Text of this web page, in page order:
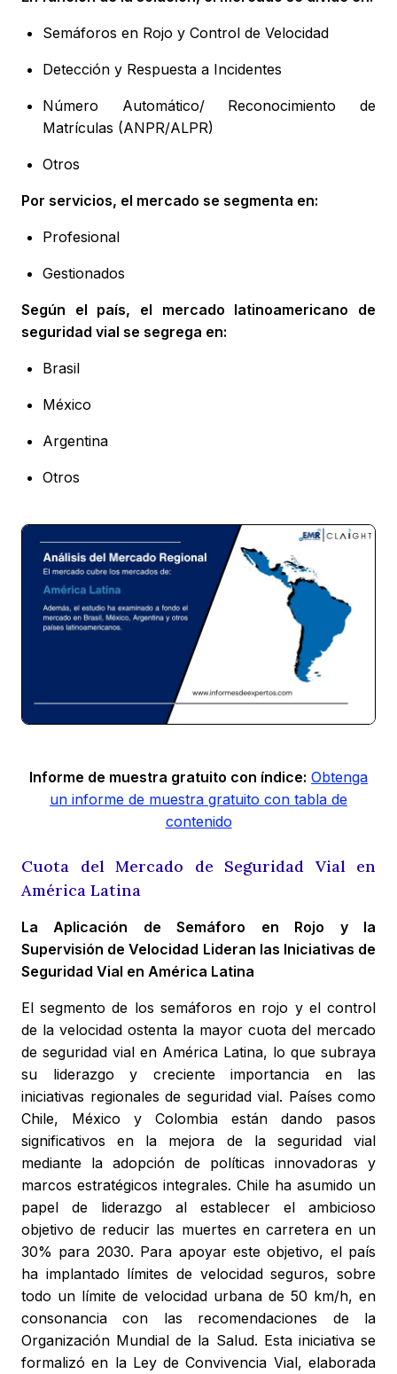
Semáforos en Rojo y Control de Velocidad
Detección y Respuesta a Incidentes
Número Automático/ Reconocimiento de
Matrículas (ANPR/ALPR)
Otros
Por servicios, el mercado se segmenta en:
Profesional
Gestionados
Según el país, el mercado latinoamericano de
seguridad vial se segrega en:
Brasil
México
Argentina
Otros
Informe de muestra gratuito con índice: Obtenga
un informe de muestra gratuito con tabla de
contenido
Cuota del Mercado de Seguridad Vial en
América Latina
La Aplicación de Semáforo en Rojo y la
Supervisión de Velocidad Lideran las Iniciativas de
Seguridad Vial en América Latina
El segmento de los semáforos en rojo y el control
de la velocidad ostenta la mayor cuota del mercado
de seguridad vial en América Latina, lo que subraya
su liderazgo y creciente importancia en las
iniciativas regionales de seguridad vial. Países como
Chile, México y Colombia están dando pasos
significativos en la mejora de la seguridad vial
mediante la adopción de políticas innovadoras y
marcos estratégicos integrales. Chile ha asumido un
papel de liderazgo al establecer el ambicioso
objetivo de reducir las muertes en carretera en un
30% para 2030. Para apoyar este objetivo, el país
ha implantado límites de velocidad seguros, sobre
todo un límite de velocidad urbana de 50 km/h, en
consonancia con las recomendaciones de la
Organización Mundial de la Salud. Esta iniciativa se
formalizó en la Ley de Convivencia Vial, elaborada